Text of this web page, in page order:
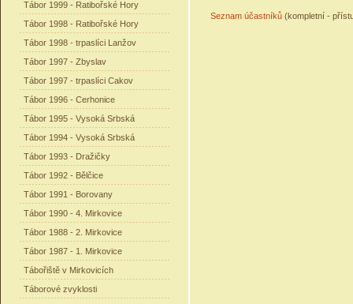
Tábor 1999 - Ratibořské Hory
Tábor 1998 - Ratibořské Hory
Tábor 1998 - trpaslíci Lanžov
Tábor 1997 - Zbyslav
Tábor 1997 - trpaslíci Cakov
Tábor 1996 - Cerhonice
Tábor 1995 - Vysoká Srbská
Tábor 1994 - Vysoká Srbská
Tábor 1993 - Dražičky
Tábor 1992 - Bělčice
Tábor 1991 - Borovany
Tábor 1990 - 4. Mirkovice
Tábor 1988 - 2. Mirkovice
Tábor 1987 - 1. Mirkovice
Tábořiště v Mirkovicích
Táborové zvyklosti
Seznam účastníků(kompletní -